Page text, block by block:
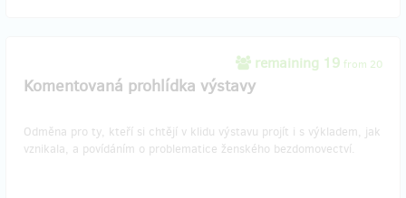
remaining 19 from 20
Komentovaná prohlídka výstavy
Odměna pro ty, kteří si chtějí v klidu výstavu projít i s výkladem, jak
vznikala, a povídáním o problematice ženského bezdomovectví.